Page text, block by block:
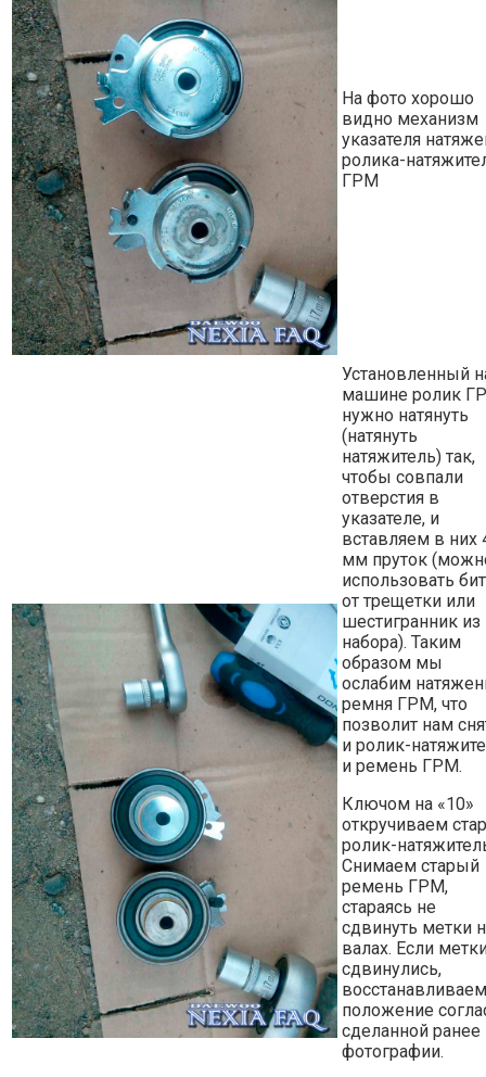
На фото хорошо
видно механизм
указателя
ролика-
ГРМ
Установленный
машине ролик
нужно натянуть
(натянуть
натяжитель) так,
чтобы совпали
отверстия в
указателе, и
вставляем в них
мм пруток
использовать
от трещетки или
шестигранник из
набора). Таким
образом мы
ослабим
ремня ГРМ, что
позволит нам
и ролик-
и ремень ГРМ.
Ключом на «10»
откручиваем
ролик-
Снимаем старый
ремень ГРМ,
стараясь не
сдвинуть метки
валах. Если
сдвинулись,
положение
сделанной ранее
фотографии.